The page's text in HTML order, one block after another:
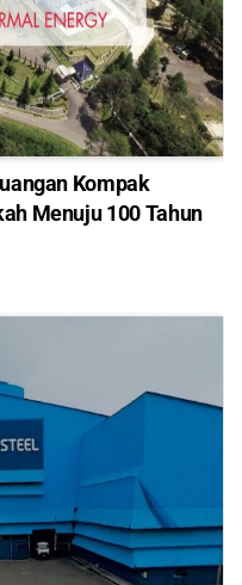
Kompak
Menuju 100 Tahun